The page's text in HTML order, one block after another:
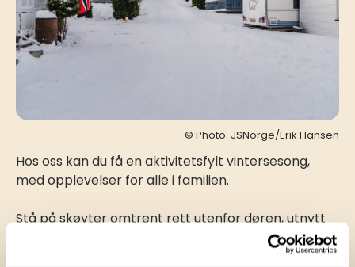
© Photo: JSNorge/Erik Hansen
Hos oss kan du få en aktivitetsfylt vintersesong,
med opplevelser for alle i familien.
Stå på skøyter omtrent rett utenfor døren, utnytt
områdets skiløyper, og prøv aktiviteter som
hundekjøring, isfiske og kanefart. Veien er kort til